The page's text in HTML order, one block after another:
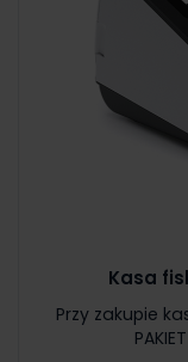
Kasa
Przy zakupie